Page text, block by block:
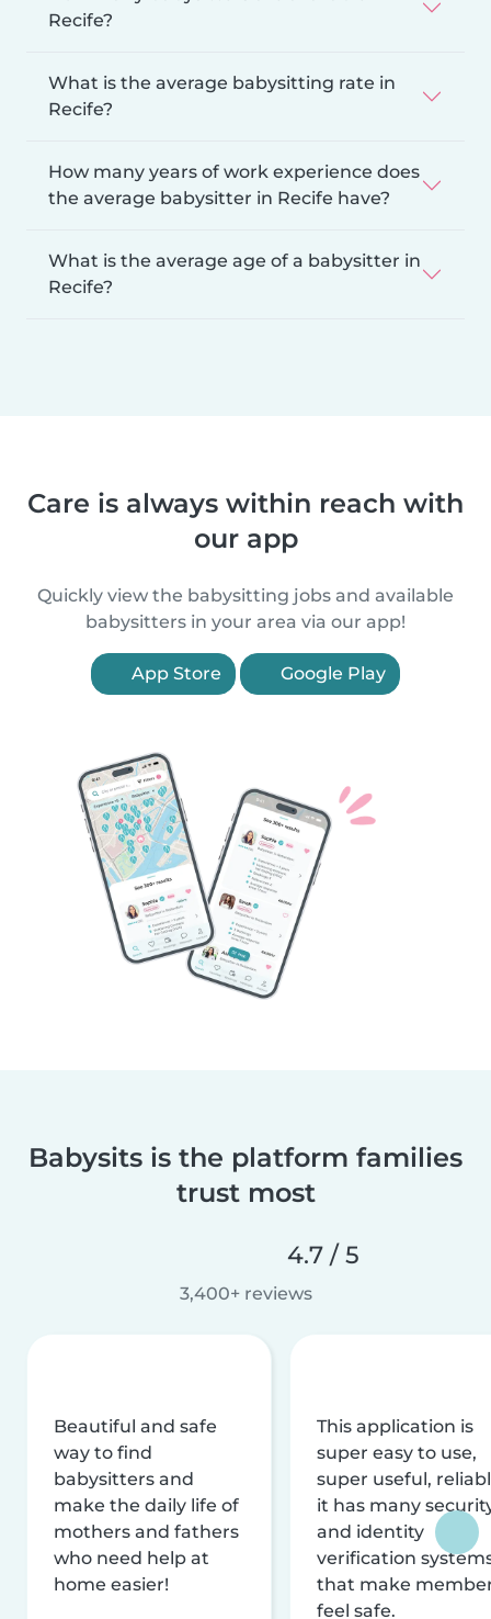
Recife?
What is the average babysitting rate in
Recife?
How many years of work experience does
the average babysitter in Recife have?
What is the average age of a babysitter in
Recife?
Care is always within reach with
our app
Quickly view the babysitting jobs and available
babysitters in your area via our app!
App Store Google Play
Babysits is the platform families
trust most
4.7 / 5
3,400+ reviews
Beautiful and safe
way to find
babysitters and
make the daily life of
mothers and fathers
who need help at
home easier!
This application is
super easy to use,
super useful,
it has many
and identity
verification
that make
feel safe.